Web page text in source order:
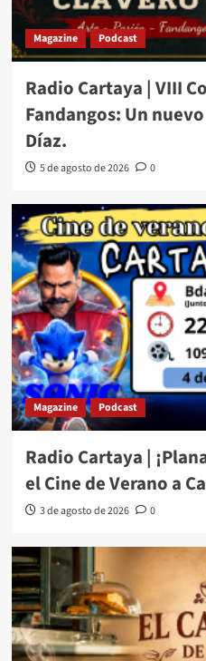
Magazine Podcast
Radio Cartaya | VIII
Fandangos: Un
Díaz.
5 de agosto de 2026 0
Magazine Podcast
Radio Cartaya |
el Cine de Verano a
3 de agosto de 2026 0